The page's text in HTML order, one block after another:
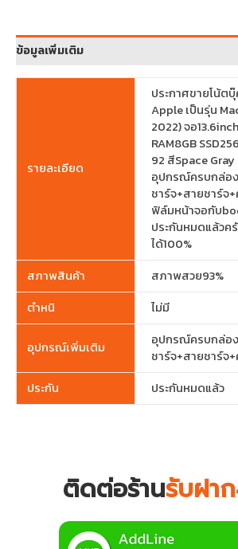
ข้อมูลเพิ่มเติม
รายละเอียด
ประกาศขายโน้ต
Apple เป็นรุ่น
2022) จอ
RAM8GB
92 สีSpace
อุปกรณ์ครบกล่อ
ชาร์จ+สายชาร์จ
ฟิล์มหน้าจอกับ
ประกันหมดแล้วค
ได้100%
สภาพสินค้า
สภาพสวย93%
ตำหนิ
ไม่มี
อุปกรณ์เพิ่มเติม
อุปกรณ์ครบกล่อ
ชาร์จ+สายชาร์จ
ประกัน
ประกันหมดแล้ว
ติดต่อร้านรับฝา